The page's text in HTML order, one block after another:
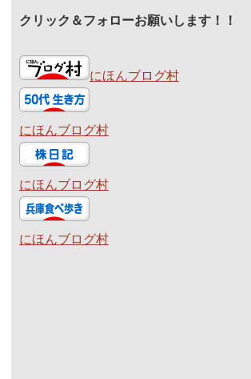
クリック＆フォローお願いします！！
にほんブログ村
にほんブログ村
にほんブログ村
にほんブログ村